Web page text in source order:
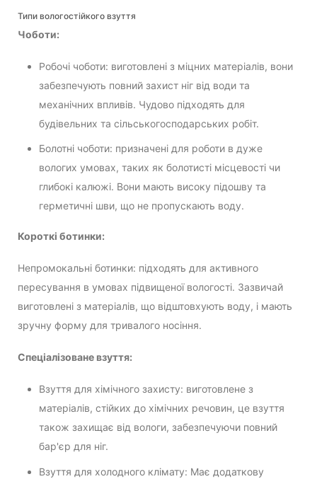
Типи вологостійкого взуття
Чоботи:
Робочі чоботи: виготовлені з міцних матеріалів, вони
забезпечують повний захист ніг від води та
механічних впливів. Чудово підходять для
будівельних та сільськогосподарських робіт.
Болотні чоботи: призначені для роботи в дуже
вологих умовах, таких як болотисті місцевості чи
глибокі калюжі. Вони мають високу підошву та
герметичні шви, що не пропускають воду.
Короткі ботинки:
Непромокальні ботинки: підходять для активного
пересування в умовах підвищеної вологості. Зазвичай
виготовлені з матеріалів, що відштовхують воду, і мають
зручну форму для тривалого носіння.
Спеціалізоване взуття:
Взуття для хімічного захисту: виготовлене з
матеріалів, стійких до хімічних речовин, це взуття
також захищає від вологи, забезпечуючи повний
бар'єр для ніг.
Взуття для холодного клімату: Має додаткову